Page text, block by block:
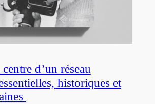
d’un réseau
historiques et